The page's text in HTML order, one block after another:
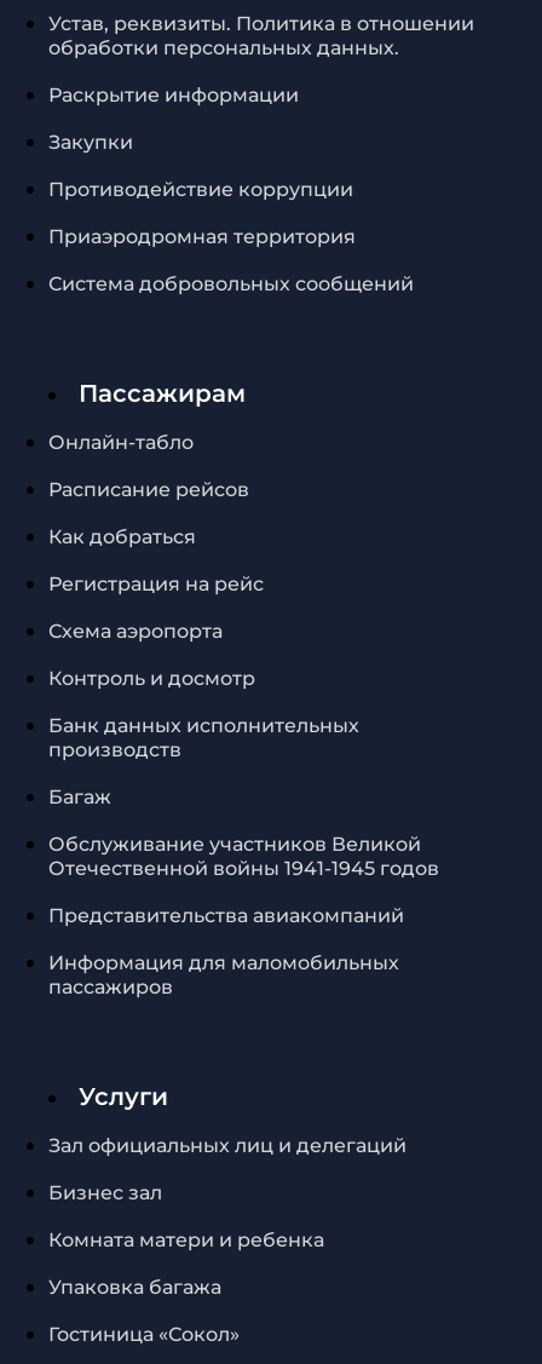
Устав, реквизиты. Политика в отношении
обработки персональных данных.
Раскрытие информации
Закупки
Противодействие коррупции
Приаэродромная территория
Система добровольных сообщений
Пассажирам
Онлайн-табло
Расписание рейсов
Как добраться
Регистрация на рейс
Схема аэропорта
Контроль и досмотр
Банк данных исполнительных
производств
Багаж
Обслуживание участников Великой
Отечественной войны 1941-1945 годов
Представительства авиакомпаний
Информация для маломобильных
пассажиров
Услуги
Зал официальных лиц и делегаций
Бизнес зал
Комната матери и ребенка
Упаковка багажа
Гостиница «Сокол»